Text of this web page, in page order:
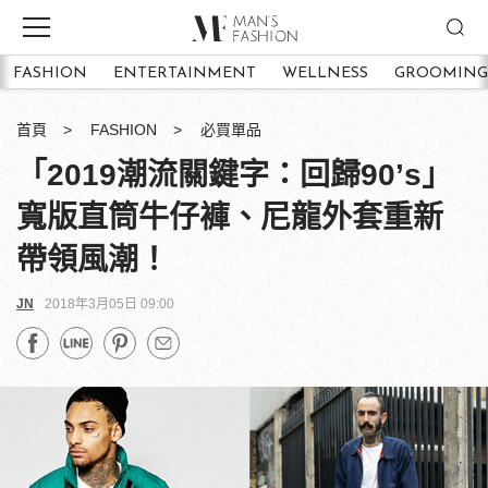
FASHION ENTERTAINMENT WELLNESS GROOMING
首頁 FASHION 必買單品
「2019潮流關鍵字：回歸90’s」
寬版直筒牛仔褲、尼龍外套重新
帶領風潮！
JN 2018年3月05日 09:00